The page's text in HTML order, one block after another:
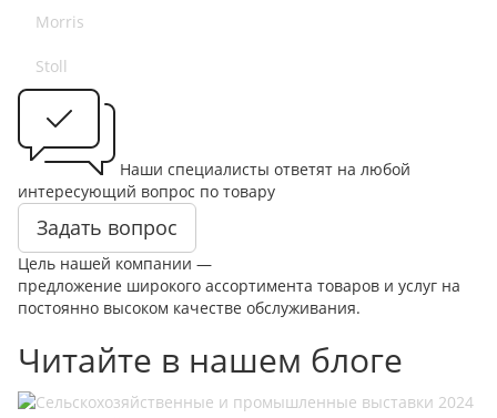
Morris
Stoll
Наши специалисты ответят на любой
интересующий вопрос по товару
Задать вопрос
Цель нашей компании —
предложение широкого ассортимента товаров и услуг на
постоянно высоком качестве обслуживания.
Читайте в нашем блоге